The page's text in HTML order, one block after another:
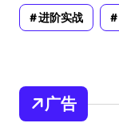
进阶实战
广告